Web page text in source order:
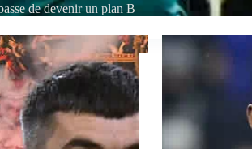
de devenir un plan B